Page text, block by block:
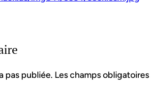
pas publiée. Les champs